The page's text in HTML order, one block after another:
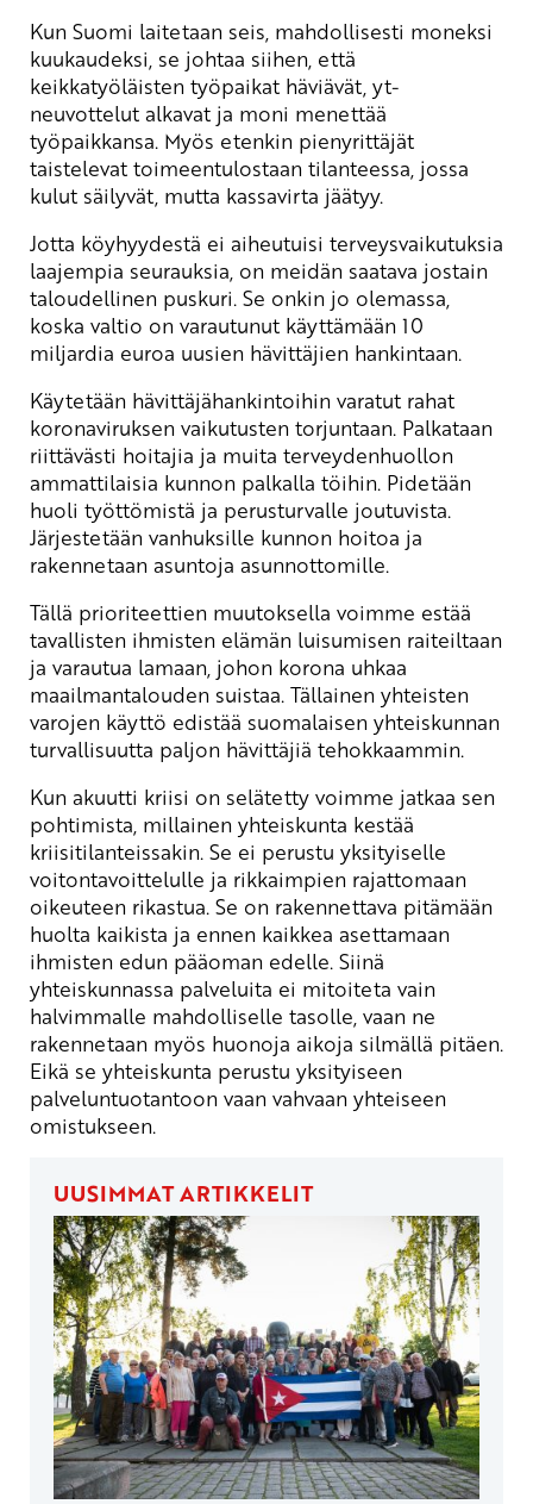
Kun Suomi laitetaan seis, mahdollisesti moneksi
kuukaudeksi, se johtaa siihen, että
keikkatyöläisten työpaikat häviävät, yt-
neuvottelut alkavat ja moni menettää
työpaikkansa. Myös etenkin pienyrittäjät
taistelevat toimeentulostaan tilanteessa, jossa
kulut säilyvät, mutta kassavirta jäätyy.
Jotta köyhyydestä ei aiheutuisi terveysvaikutuksia
laajempia seurauksia, on meidän saatava jostain
taloudellinen puskuri. Se onkin jo olemassa,
koska valtio on varautunut käyttämään 10
miljardia euroa uusien hävittäjien hankintaan.
Käytetään hävittäjähankintoihin varatut rahat
koronaviruksen vaikutusten torjuntaan. Palkataan
riittävästi hoitajia ja muita terveydenhuollon
ammattilaisia kunnon palkalla töihin. Pidetään
huoli työttömistä ja perusturvalle joutuvista.
Järjestetään vanhuksille kunnon hoitoa ja
rakennetaan asuntoja asunnottomille.
Tällä prioriteettien muutoksella voimme estää
tavallisten ihmisten elämän luisumisen raiteiltaan
ja varautua lamaan, johon korona uhkaa
maailmantalouden suistaa. Tällainen yhteisten
varojen käyttö edistää suomalaisen yhteiskunnan
turvallisuutta paljon hävittäjiä tehokkaammin.
Kun akuutti kriisi on selätetty voimme jatkaa sen
pohtimista, millainen yhteiskunta kestää
kriisitilanteissakin. Se ei perustu yksityiselle
voitontavoittelulle ja rikkaimpien rajattomaan
oikeuteen rikastua. Se on rakennettava pitämään
huolta kaikista ja ennen kaikkea asettamaan
ihmisten edun pääoman edelle. Siinä
yhteiskunnassa palveluita ei mitoiteta vain
halvimmalle mahdolliselle tasolle, vaan ne
rakennetaan myös huonoja aikoja silmällä pitäen.
Eikä se yhteiskunta perustu yksityiseen
palveluntuotantoon vaan vahvaan yhteiseen
omistukseen.
UUSIMMAT ARTIKKELIT